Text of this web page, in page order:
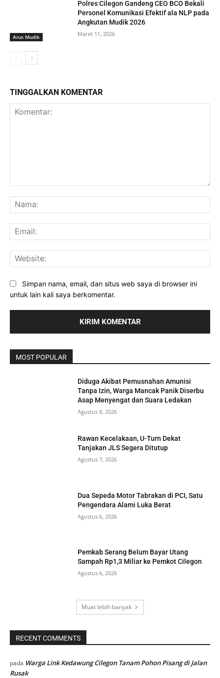
Arus Mudik
Polres Cilegon Gandeng CEO BCO Bekali
Personel Komunikasi Efektif ala NLP pada
Angkutan Mudik 2026
Maret 11, 2026
TINGGALKAN KOMENTAR
Simpan nama, email, dan situs web saya di browser ini
untuk lain kali saya berkomentar.
MOST POPULAR
Diduga Akibat Pemusnahan Amunisi
Tanpa Izin, Warga Mancak Panik Diserbu
Asap Menyengat dan Suara Ledakan
Agustus 8, 2026
Rawan Kecelakaan, U-Turn Dekat
Tanjakan JLS Segera Ditutup
Agustus 7, 2026
Dua Sepeda Motor Tabrakan di PCI, Satu
Pengendara Alami Luka Berat
Agustus 6, 2026
Pemkab Serang Belum Bayar Utang
Sampah Rp1,3 Miliar ke Pemkot Cilegon
Agustus 6, 2026
Muat lebih banyak
RECENT COMMENTS
pada Warga Link Kedawung Cilegon Tanam Pohon Pisang di Jalan
Rusak